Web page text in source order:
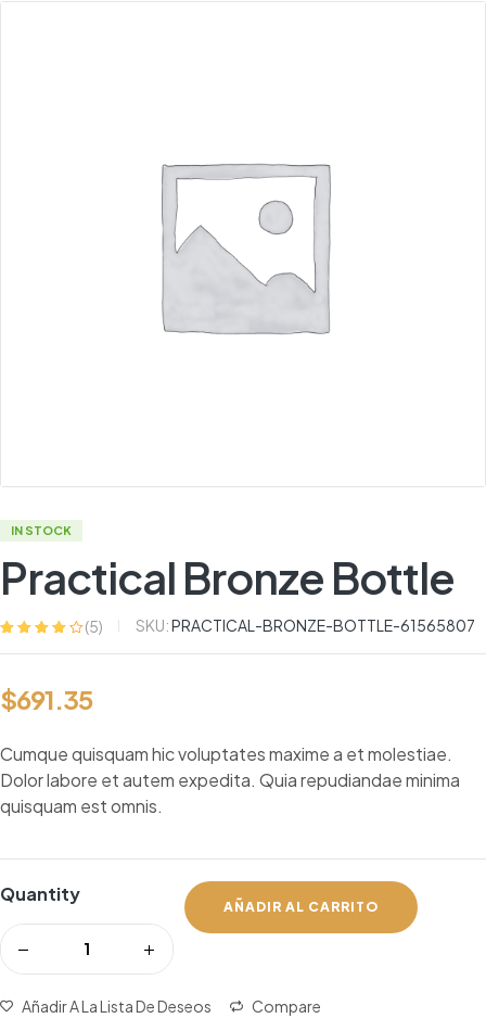
IN STOCK
Practical Bronze Bottle
a
valoracione
(5) SKU:PRACTICAL-BRONZE-BOTTLE-61565807
$691.35
Cumque quisquam hic voluptates maxime a et molestiae.
Dolor labore et autem expedita. Quia repudiandae minima
quisquam est omnis.
Quantity
AÑADIR AL CARRITO
Añadir A La Lista De Deseos Compare